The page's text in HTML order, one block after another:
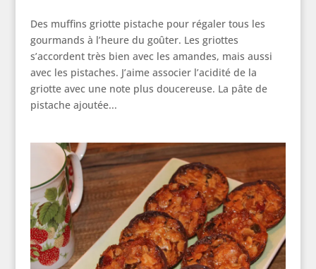
Des muffins griotte pistache pour régaler tous les
gourmands à l’heure du goûter. Les griottes
s’accordent très bien avec les amandes, mais aussi
avec les pistaches. J’aime associer l’acidité de la
griotte avec une note plus doucereuse. La pâte de
pistache ajoutée...